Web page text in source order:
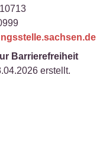
Barrierefreiheit
erstellt.